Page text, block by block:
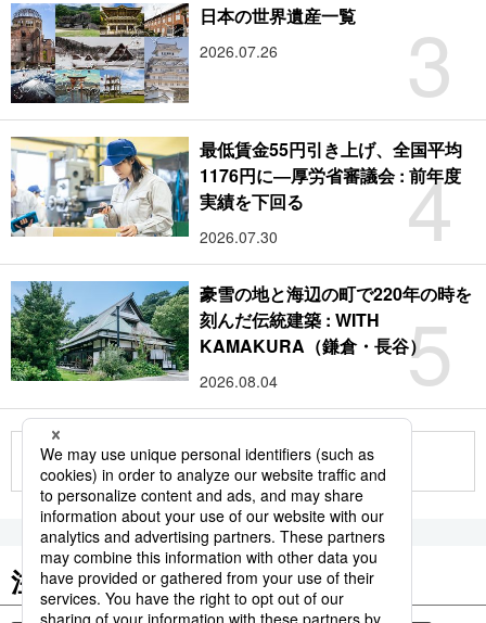
3
日本の世界遺産一覧
2026.07.26
4
最低賃金55円引き上げ、全国平均
1176円に―厚労省審議会 : 前年度
実績を下回る
2026.07.30
5
豪雪の地と海辺の町で220年の時を
刻んだ伝統建築 : WITH
KAMAKURA（鎌倉・長谷）
2026.08.04
もっと見る
注目のキーワード